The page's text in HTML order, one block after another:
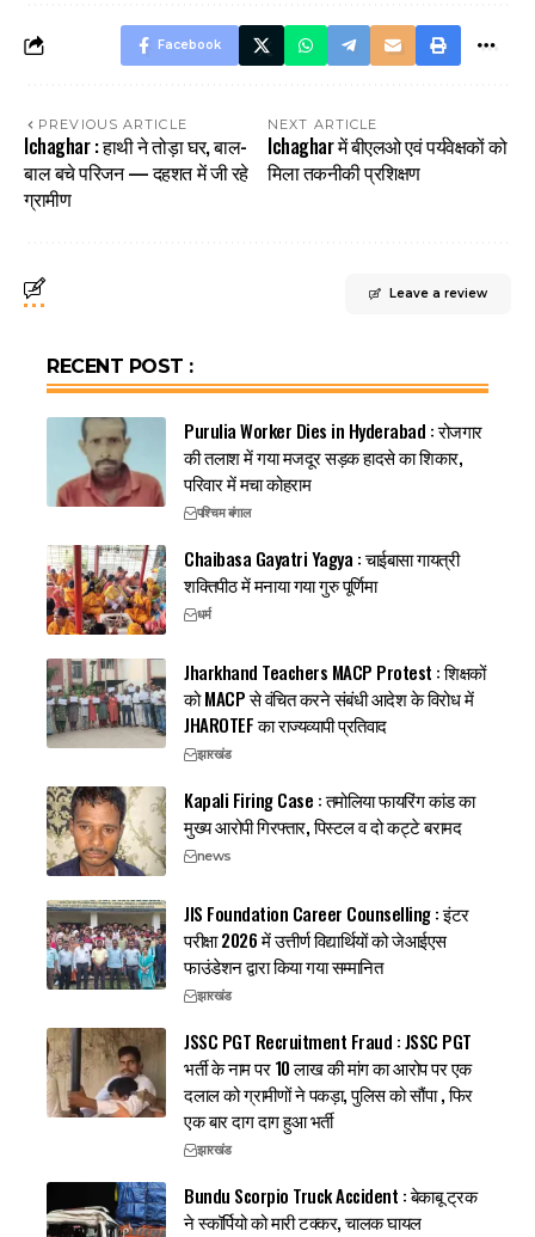
Facebook
PREVIOUS ARTICLE
Ichaghar : हाथी ने तोड़ा घर, बाल-
बाल बचे परिजन — दहशत में जी रहे
ग्रामीण
NEXT ARTICLE
Ichaghar में बीएलओ एवं पर्यवेक्षकों को
मिला तकनीकी प्रशिक्षण
Leave a review
RECENT POST :
Purulia Worker Dies in Hyderabad : रोजगार
की तलाश में गया मजदूर सड़क हादसे का शिकार,
परिवार में मचा कोहराम
पश्चिम बंगाल
Chaibasa Gayatri Yagya : चाईबासा गायत्री
शक्तिपीठ में मनाया गया गुरु पूर्णिमा
धर्म
Jharkhand Teachers MACP Protest : शिक्षकों
को MACP से वंचित करने संबंधी आदेश के विरोध में
JHAROTEF का राज्यव्यापी प्रतिवाद
झारखंड
Kapali Firing Case : तमोलिया फायरिंग कांड का
मुख्य आरोपी गिरफ्तार, पिस्टल व दो कट्टे बरामद
news
JIS Foundation Career Counselling : इंटर
परीक्षा 2026 में उत्तीर्ण विद्यार्थियों को जेआईएस
फाउंडेशन द्वारा किया गया सम्मानित
झारखंड
JSSC PGT Recruitment Fraud : JSSC PGT
भर्ती के नाम पर 10 लाख की मांग का आरोप पर एक
दलाल को ग्रामीणों ने पकड़ा, पुलिस को सौंपा , फिर
एक बार दाग दाग हुआ भर्ती
झारखंड
Bundu Scorpio Truck Accident : बेकाबू ट्रक
ने स्कॉर्पियो को मारी टक्कर, चालक घायल